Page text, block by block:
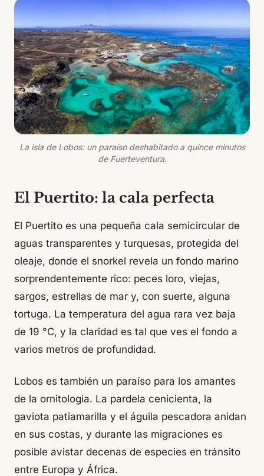
La isla de Lobos: un paraíso deshabitado a quince minutos
de Fuerteventura.
El Puertito: la cala perfecta
El Puertito es una pequeña cala semicircular de
aguas transparentes y turquesas, protegida del
oleaje, donde el snorkel revela un fondo marino
sorprendentemente rico: peces loro, viejas,
sargos, estrellas de mar y, con suerte, alguna
tortuga. La temperatura del agua rara vez baja
de 19 °C, y la claridad es tal que ves el fondo a
varios metros de profundidad.
Lobos es también un paraíso para los amantes
de la ornitología. La pardela cenicienta, la
gaviota patiamarilla y el águila pescadora anidan
en sus costas, y durante las migraciones es
posible avistar decenas de especies en tránsito
entre Europa y África.